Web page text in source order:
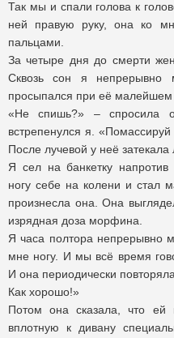
Так мы и спали голова к
ней правую руку, она ко
пальцами.
За четыре дня до смерти
Сквозь сон я непрерывно
просыпался при её малейшем
«Не спишь?» – спросила
встрепенулся я.
После лучевой у неё затекала
Я сел на банкетку
ногу себе на колени и стал
произнесла она. Она
изрядная доза морфина.
Я часа полтора непрерывно
мне ногу. И мы всё время
И она периодически
Как хорошо!»
Потом она сказала, что
вплотную к дивану